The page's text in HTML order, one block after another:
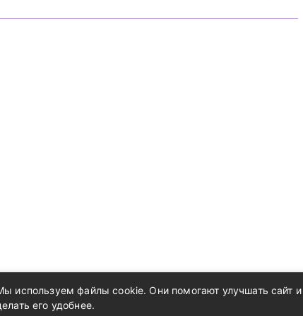
используем файлы cookie. Они помогают улучшать сайт и
его удобнее.